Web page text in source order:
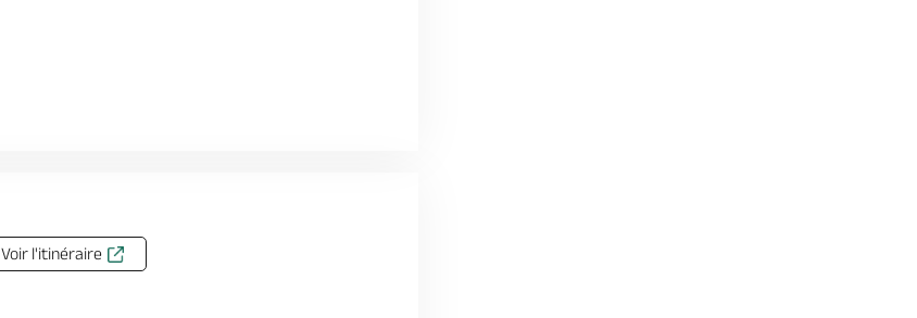
Voir l'itinéraire